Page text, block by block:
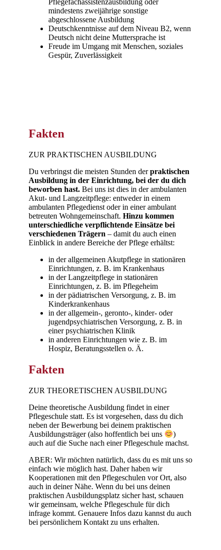
Pflegefachassistenzausbildung oder
mindestens zweijährige sonstige
abgeschlossene Ausbildung
Deutschkenntnisse auf dem Niveau B2, wenn
Deutsch nicht deine Muttersprache ist
Freude im Umgang mit Menschen, soziales
Gespür, Zuverlässigkeit
Fakten
ZUR PRAKTISCHEN AUSBILDUNG
Du verbringst die meisten Stunden derpraktischen
Ausbildung in der Einrichtung, bei der du dich
beworben hast. Bei uns ist dies in der ambulanten
Akut- und Langzeitpflege: entweder in einem
ambulanten Pflegedienst oder in einer ambulant
betreuten Wohngemeinschaft. Hinzu kommen
unterschiedliche verpflichtende Einsätze bei
verschiedenen Trägern – damit du auch einen
Einblick in andere Bereiche der Pflege erhältst:
in der allgemeinen Akutpflege in stationären
Einrichtungen, z. B. im Krankenhaus
in der Langzeitpflege in stationären
Einrichtungen, z. B. im Pflegeheim
in der pädiatrischen Versorgung, z. B. im
Kinderkrankenhaus
in der allgemein-, geronto-, kinder- oder
jugendpsychiatrischen Versorgung, z. B. in
einer psychiatrischen Klinik
in anderen Einrichtungen wie z. B. im
Hospiz, Beratungsstellen o. Ä.
Fakten
ZUR THEORETISCHEN AUSBILDUNG
Deine theoretische Ausbildung findet in einer
Pflegeschule statt. Es ist vorgesehen, dass du dich
neben der Bewerbung bei deinem praktischen
Ausbildungsträger (also hoffentlich bei uns
)
auch auf die Suche nach einer Pflegeschule machst.
ABER: Wir möchten natürlich, dass du es mit uns so
einfach wie möglich hast. Daher haben wir
Kooperationen mit den Pflegeschulen vor Ort, also
auch in deiner Nähe. Wenn du bei uns deinen
praktischen Ausbildungsplatz sicher hast, schauen
wir gemeinsam, welche Pflegeschule für dich
infrage kommt. Genauere Infos dazu kannst du auch
bei persönlichem Kontakt zu uns erhalten.